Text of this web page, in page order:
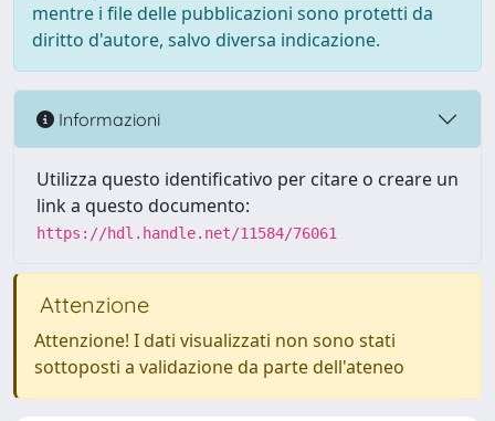
mentre i file delle pubblicazioni sono protetti da
diritto d'autore, salvo diversa indicazione.
Informazioni
Utilizza questo identificativo per citare o creare un
link a questo documento:
https://hdl.handle.net/11584/76061
Attenzione
Attenzione! I dati visualizzati non sono stati
sottoposti a validazione da parte dell'ateneo